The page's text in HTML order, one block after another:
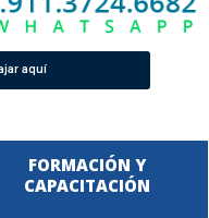
aquí
FORMACIÓN Y
CAPACITACIÓN